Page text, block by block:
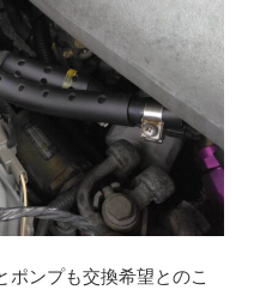
ポンプも交換希望とのこ